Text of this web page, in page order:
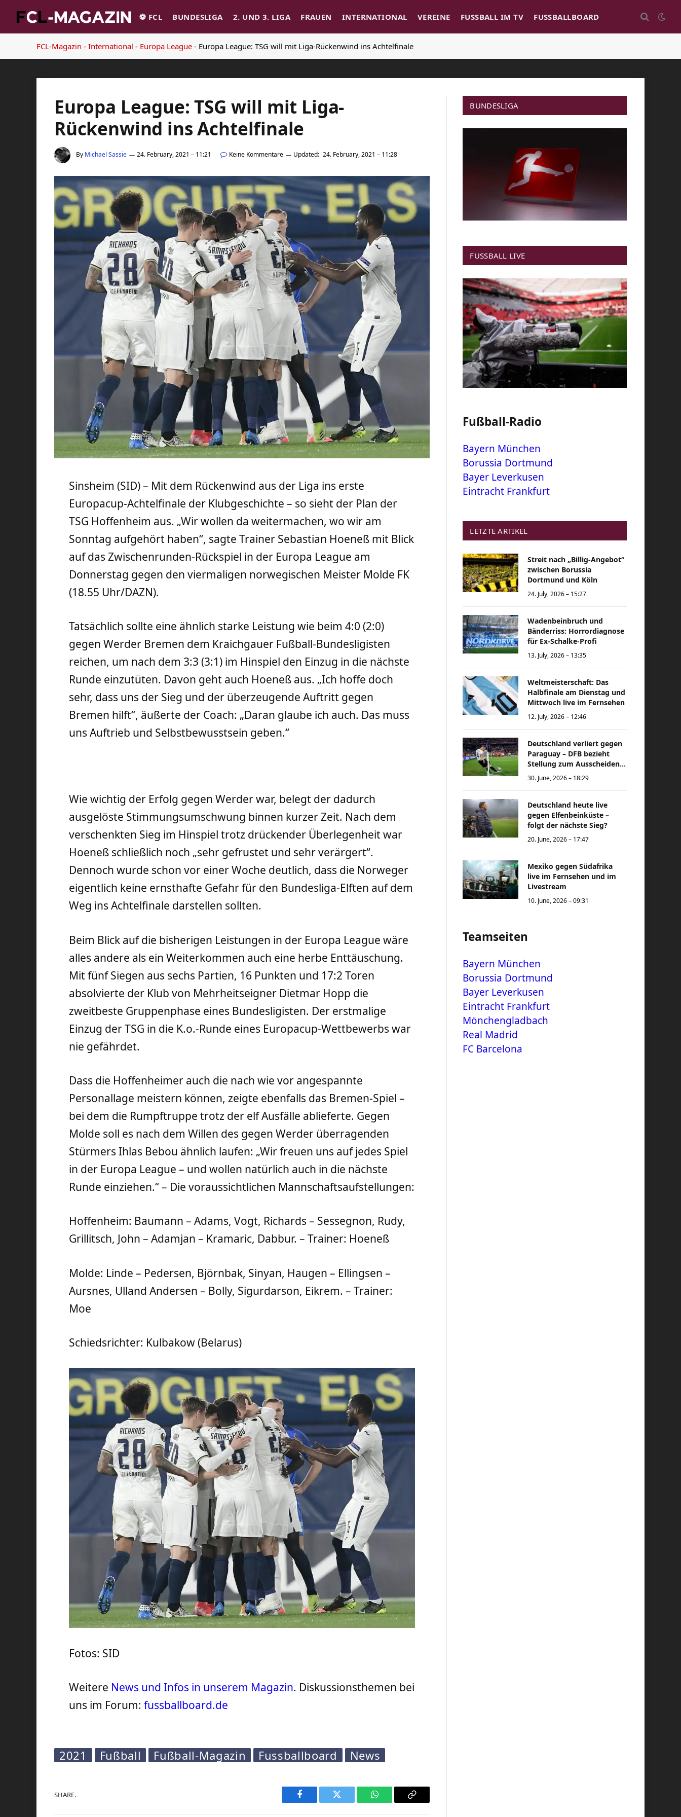
⚽️ FCL BUNDESLIGA 2. UND 3. LIGA FRAUEN INTERNATIONAL VEREINE FUSSBALL IM TV FUSSBALLBOARD
FCL-Magazin - International - Europa League - Europa League: TSG will mit Liga-Rückenwind ins Achtelfinale
Europa League: TSG will mit Liga-
Rückenwind ins Achtelfinale
By Michael Sassie 24. February, 2021 – 11:21 Keine Kommentare Updated: 24. February, 2021 – 11:28
Sinsheim (SID) – Mit dem Rückenwind aus der Liga ins erste
Europacup-Achtelfinale der Klubgeschichte – so sieht der Plan der
TSG Hoffenheim aus. „Wir wollen da weitermachen, wo wir am
Sonntag aufgehört haben“, sagte Trainer Sebastian Hoeneß mit Blick
auf das Zwischenrunden-Rückspiel in der Europa League am
Donnerstag gegen den viermaligen norwegischen Meister Molde FK
(18.55 Uhr/DAZN).
Tatsächlich sollte eine ähnlich starke Leistung wie beim 4:0 (2:0)
gegen Werder Bremen dem Kraichgauer Fußball-Bundesligisten
reichen, um nach dem 3:3 (3:1) im Hinspiel den Einzug in die nächste
Runde einzutüten. Davon geht auch Hoeneß aus. „Ich hoffe doch
sehr, dass uns der Sieg und der überzeugende Auftritt gegen
Bremen hilft“, äußerte der Coach: „Daran glaube ich auch. Das muss
uns Auftrieb und Selbstbewusstsein geben.“
Wie wichtig der Erfolg gegen Werder war, belegt der dadurch
ausgelöste Stimmungsumschwung binnen kurzer Zeit. Nach dem
verschenkten Sieg im Hinspiel trotz drückender Überlegenheit war
Hoeneß schließlich noch „sehr gefrustet und sehr verärgert“.
Dennoch wurde schon vor einer Woche deutlich, dass die Norweger
eigentlich keine ernsthafte Gefahr für den Bundesliga-Elften auf dem
Weg ins Achtelfinale darstellen sollten.
Beim Blick auf die bisherigen Leistungen in der Europa League wäre
alles andere als ein Weiterkommen auch eine herbe Enttäuschung.
Mit fünf Siegen aus sechs Partien, 16 Punkten und 17:2 Toren
absolvierte der Klub von Mehrheitseigner Dietmar Hopp die
zweitbeste Gruppenphase eines Bundesligisten. Der erstmalige
Einzug der TSG in die K.o.-Runde eines Europacup-Wettbewerbs war
nie gefährdet.
Dass die Hoffenheimer auch die nach wie vor angespannte
Personallage meistern können, zeigte ebenfalls das Bremen-Spiel –
bei dem die Rumpftruppe trotz der elf Ausfälle ablieferte. Gegen
Molde soll es nach dem Willen des gegen Werder überragenden
Stürmers Ihlas Bebou ähnlich laufen: „Wir freuen uns auf jedes Spiel
in der Europa League – und wollen natürlich auch in die nächste
Runde einziehen.“ – Die voraussichtlichen Mannschaftsaufstellungen:
Hoffenheim: Baumann – Adams, Vogt, Richards – Sessegnon, Rudy,
Grillitsch, John – Adamjan – Kramaric, Dabbur. – Trainer: Hoeneß
Molde: Linde – Pedersen, Björnbak, Sinyan, Haugen – Ellingsen –
Aursnes, Ulland Andersen – Bolly, Sigurdarson, Eikrem. – Trainer:
Moe
Schiedsrichter: Kulbakow (Belarus)
Fotos: SID
Weitere News und Infos in unserem Magazin. Diskussionsthemen bei
uns im Forum:fussballboard.de
2021 Fußball Fußball-Magazin Fussballboard News
SHARE.
Facebook Twitter WhatsAppCopy
BUNDESLIGA
FUSSBALL LIVE
Fußball-Radio
Bayern München
Borussia Dortmund
Bayer Leverkusen
Eintracht Frankfurt
LETZTE ARTIKEL
Streit nach „Billig-Angebot“
zwischen Borussia
Dortmund und Köln
24. July, 2026 – 15:27
Wadenbeinbruch und
Bänderriss: Horrordiagnose
für Ex-Schalke-Profi
13. July, 2026 – 13:35
Weltmeisterschaft: Das
Halbfinale am Dienstag und
Mittwoch live im Fernsehen
12. July, 2026 – 12:46
Deutschland verliert gegen
Paraguay – DFB bezieht
Stellung zum Ausscheiden
bei der Weltmeisterschaft
30. June, 2026 – 18:29
Deutschland heute live
gegen Elfenbeinküste –
folgt der nächste Sieg?
20. June, 2026 – 17:47
Mexiko gegen Südafrika
live im Fernsehen und im
Livestream
10. June, 2026 – 09:31
Teamseiten
Bayern München
Borussia Dortmund
Bayer Leverkusen
Eintracht Frankfurt
Mönchengladbach
Real Madrid
FC Barcelona